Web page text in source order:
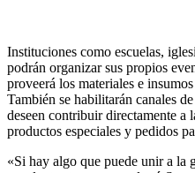
Instituciones como escuelas,
podrán organizar sus propios
proveerá los materiales e
También se habilitarán canales
deseen contribuir directamente a
productos especiales y pedidos
«Si hay algo que puede unir a la